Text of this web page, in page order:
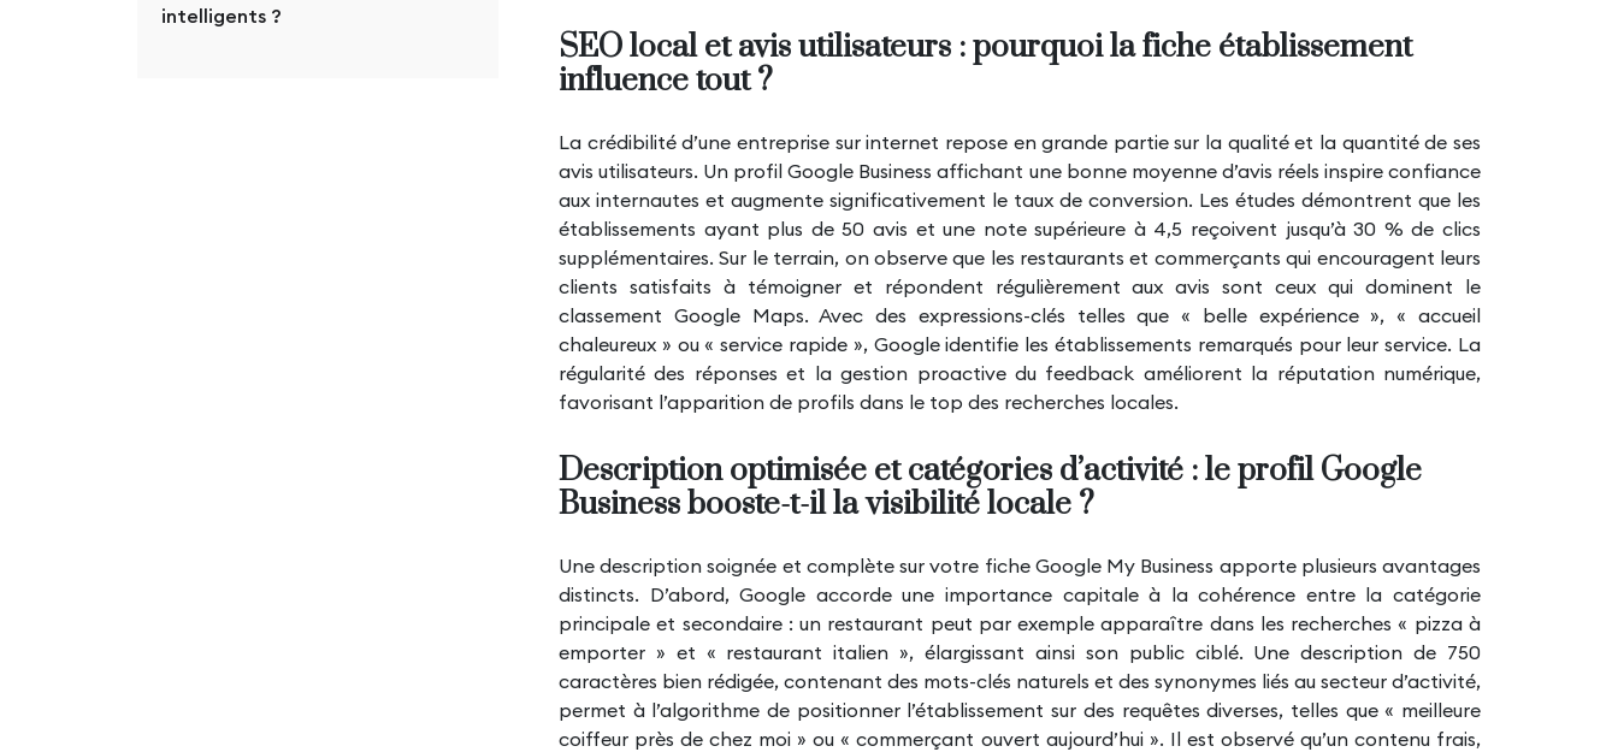
intelligents ?
SEO local et avis utilisateurs : pourquoi la fiche établissement
influence tout ?
La crédibilité d’une entreprise sur internet repose en grande partie sur la qualité et la quantité de ses
avis utilisateurs. Un profil Google Business affichant une bonne moyenne d’avis réels inspire confiance
aux internautes et augmente significativement le taux de conversion. Les études démontrent que les
établissements ayant plus de 50 avis et une note supérieure à 4,5 reçoivent jusqu’à 30 % de clics
supplémentaires. Sur le terrain, on observe que les restaurants et commerçants qui encouragent leurs
clients satisfaits à témoigner et répondent régulièrement aux avis sont ceux qui dominent le
classement Google Maps. Avec des expressions-clés telles que « belle expérience », « accueil
chaleureux » ou « service rapide », Google identifie les établissements remarqués pour leur service. La
régularité des réponses et la gestion proactive du feedback améliorent la réputation numérique,
favorisant l’apparition de profils dans le top des recherches locales.
Description optimisée et catégories d’activité : le profil Google
Business booste-t-il la visibilité locale ?
Une description soignée et complète sur votre fiche Google My Business apporte plusieurs avantages
distincts. D’abord, Google accorde une importance capitale à la cohérence entre la catégorie
principale et secondaire : un restaurant peut par exemple apparaître dans les recherches « pizza à
emporter » et « restaurant italien », élargissant ainsi son public ciblé. Une description de 750
caractères bien rédigée, contenant des mots-clés naturels et des synonymes liés au secteur d’activité,
permet à l’algorithme de positionner l’établissement sur des requêtes diverses, telles que « meilleure
coiffeur près de chez moi » ou « commerçant ouvert aujourd’hui ». Il est observé qu’un contenu frais,